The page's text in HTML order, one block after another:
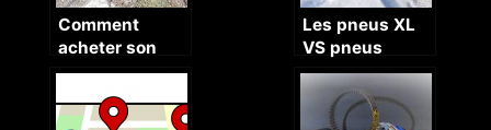
Comment
acheter son
triangle de
signalisation
pour voiture ?
Les pneus XL
VS pneus
classique :
voici toutes les
differences